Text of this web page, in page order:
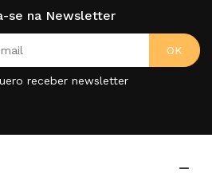
se na Newsletter
receber newsletter
